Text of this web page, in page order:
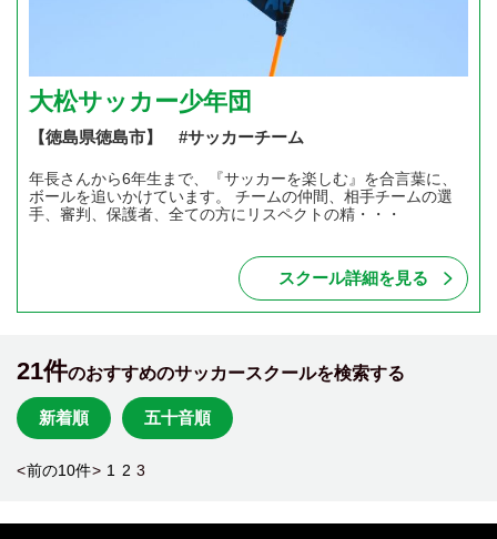
大松サッカー少年団
【徳島県徳島市】 #サッカーチーム
年長さんから6年生まで、『サッカーを楽しむ』を合言葉に、
ボールを追いかけています。 チームの仲間、相手チームの選
手、審判、保護者、全ての方にリスペクトの精・・・
スクール詳細を見る
21件のおすすめのサッカースクールを検索する
新着順 五十音順
<前の10件> 1 2 3